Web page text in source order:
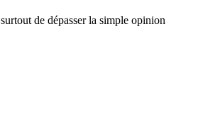
de dépasser la simple opinion